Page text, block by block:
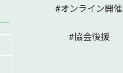
#オンライン開催
#協会後援